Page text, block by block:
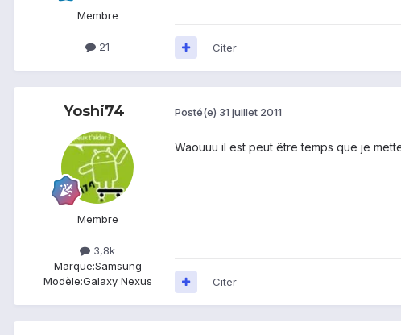
Membre
21 Citer
Yoshi74
Membre
3,8k
Marque:Samsung
Modèle:Galaxy Nexus
Posté(e) 31 juillet 2011
Waouuu il est peut être temps que je
Citer